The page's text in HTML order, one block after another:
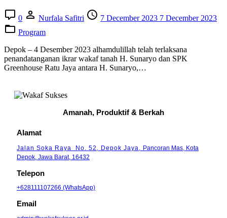
0 Nurfala Safitri 7 December 2023 7 December 2023
Program
Depok – 4 Desember 2023 alhamdulillah telah terlaksana
penandatanganan ikrar wakaf tanah H. Sunaryo dan SPK
Greenhouse Ratu Jaya antara H. Sunaryo,…
Amanah, Produktif & Berkah
Alamat
Jalan Soka Raya No. 52, Depok Jaya, Pancoran Mas, Kota
Depok, Jawa Barat, 16432
Telepon
+628111107266 (WhatsApp)
Email